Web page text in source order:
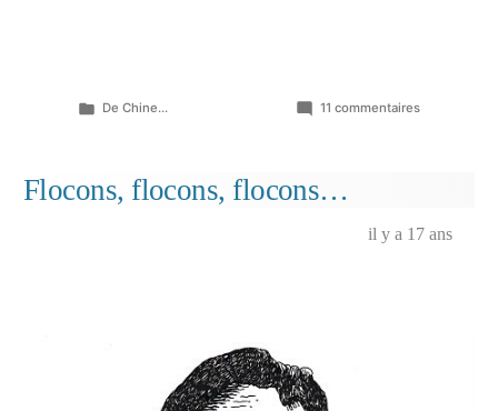
Publié
De Chine... 11 commentairessur
lui
Flocons, flocons, flocons…
il y a 17 ans